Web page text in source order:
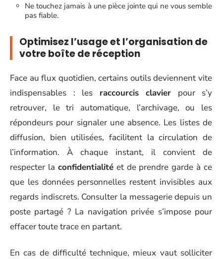
Ne touchez jamais à une pièce jointe qui ne vous semble
pas fiable.
Optimisez l’usage et l’organisation de
votre boîte de réception
Face au flux quotidien, certains outils deviennent vite
indispensables : les raccourcis clavier pour s’y
retrouver, le tri automatique, l’archivage, ou les
répondeurs pour signaler une absence. Les listes de
diffusion, bien utilisées, facilitent la circulation de
l’information. À chaque instant, il convient de
respecter la confidentialitéet de prendre garde à ce
que les données personnelles restent invisibles aux
regards indiscrets. Consulter la messagerie depuis un
poste partagé ? La navigation privée s’impose pour
effacer toute trace en partant.
En cas de difficulté technique, mieux vaut solliciter